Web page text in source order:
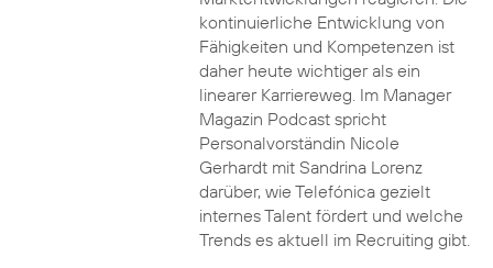
kontinuierliche Entwicklung von
Fähigkeiten und Kompetenzen ist
daher heute wichtiger als ein
linearer Karriereweg. Im Manager
Magazin Podcast spricht
Personalvorständin Nicole
Gerhardt mit Sandrina Lorenz
darüber, wie Telefónica gezielt
internes Talent fördert und welche
Trends es aktuell im Recruiting gibt.